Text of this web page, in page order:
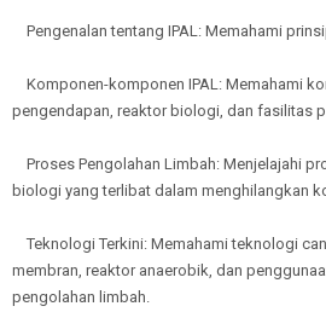
Pengenalan tentang IPAL: Memahami
Komponen-komponen IPAL: Memahami
pengendapan, reaktor biologi, dan fasilitas
Proses Pengolahan Limbah: Menjelajahi
biologi yang terlibat dalam menghilangkan
Teknologi Terkini: Memahami teknologi
membran, reaktor anaerobik, dan
pengolahan limbah.